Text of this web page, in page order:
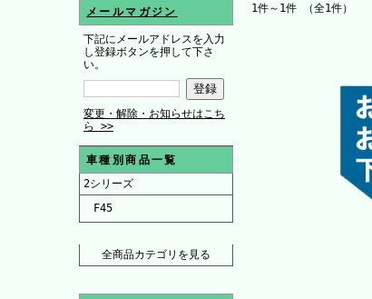
メールマガジン
下記にメールアドレスを入力
し登録ボタンを押して下さ
い。
変更・解除・お知らせはこち
ら >>
車種別商品一覧
2シリーズ
F45
全商品カテゴリを見る
1件～1件 （全1件）